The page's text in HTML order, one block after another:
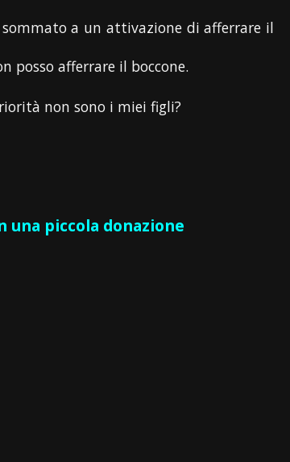
a un attivazione di afferrare il
posso afferrare il boccone.
non sono i miei figli?
piccola donazione